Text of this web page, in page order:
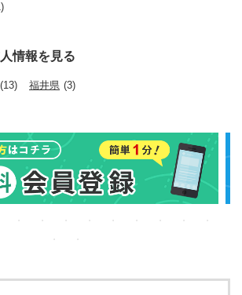
情報を見る
(13) 福井県 (3)